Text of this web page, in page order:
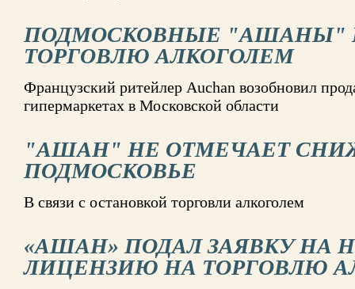
ПОДМОСКОВНЫЕ "АШАНЫ"
ТОРГОВЛЮ АЛКОГОЛЕМ
Французский ритейлер Auchan возобновил
гипермаркетах в Московской области
"АШАН" НЕ ОТМЕЧАЕТ
ПОДМОСКОВЬЕ
В связи с остановкой торговли алкоголем
«АШАН» ПОДАЛ ЗАЯВКУ НА
ЛИЦЕНЗИЮ НА ТОРГОВЛЮ